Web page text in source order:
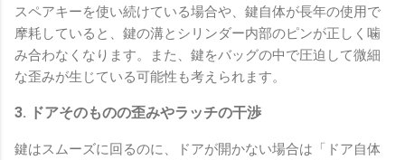
スペアキーを使い続けている場合や、鍵自体が長年の使用で
摩耗していると、鍵の溝とシリンダー内部のピンが正しく噛
み合わなくなります。また、鍵をバッグの中で圧迫して微細
な歪みが生じている可能性も考えられます。
3. ドアそのものの歪みやラッチの干渉
鍵はスムーズに回るのに、ドアが開かない場合は「ドア自体